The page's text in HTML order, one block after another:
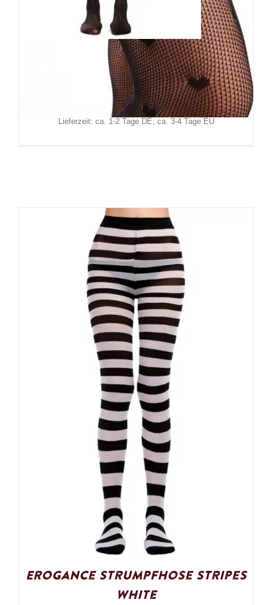
Erogance Strumpfhose Bats
9,90€
Inkl. MwSt.
zzgl.
Versand
Lieferzeit: ca. 1-2 Tage DE, ca. 3-4 Tage EU
Erogance Strumpfhose Stripes
White